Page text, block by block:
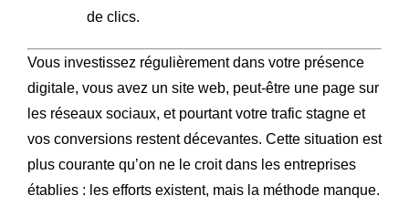
de clics.
Vous investissez régulièrement dans votre présence
digitale, vous avez un site web, peut-être une page sur
les réseaux sociaux, et pourtant votre trafic stagne et
vos conversions restent décevantes. Cette situation est
plus courante qu’on ne le croit dans les entreprises
établies : les efforts existent, mais la méthode manque.